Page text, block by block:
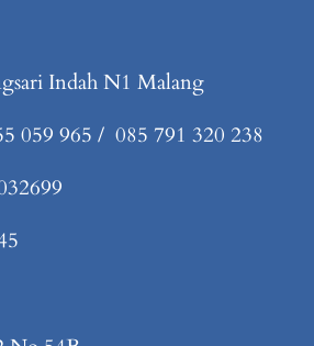
Indah N1 Malang
059 965 / 085 791 320 238